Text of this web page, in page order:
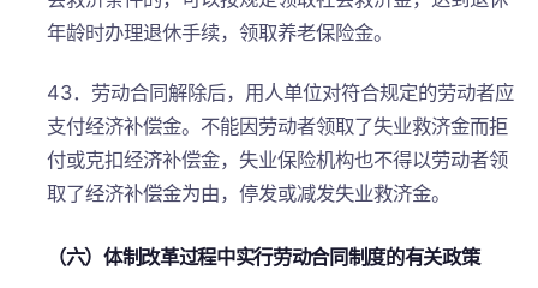
年龄时办理退休手续，领取养老保险金。
43．劳动合同解除后，用人单位对符合规定的劳动者应
支付经济补偿金。不能因劳动者领取了失业救济金而拒
付或克扣经济补偿金，失业保险机构也不得以劳动者领
取了经济补偿金为由，停发或减发失业救济金。
（六）体制改革过程中实行劳动合同制度的有关政策